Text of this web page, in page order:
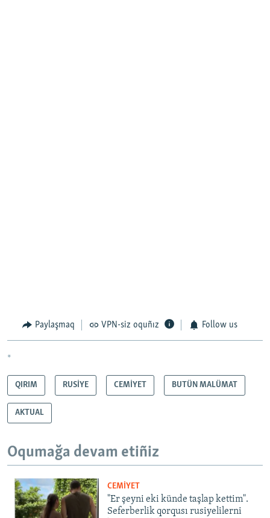
Paylaşmaq VPN-siz oquñız Follow us
*
QIRIM RUSİYE CEMİYET BUTÜN MALÜMAT
AKTUAL
Oqumağa devam etiñiz
CEMİYET
"Er şeyni eki künde taşlap kettim".
Seferberlik qorqusı rusiyelilerni